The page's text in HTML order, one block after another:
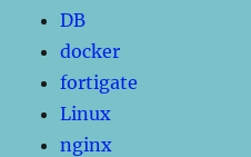
DB
docker
fortigate
Linux
nginx